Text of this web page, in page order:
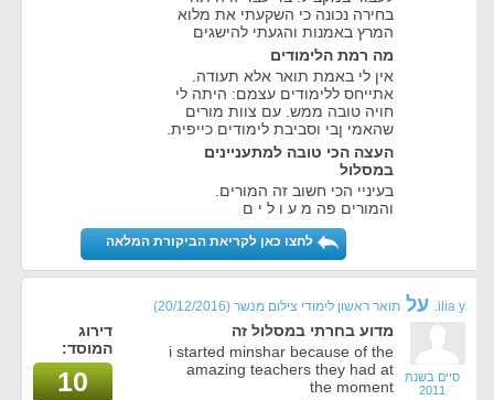
בחירה נכונה כי השקעתי את מלוא
המרץ באמנות והגעתי להישגים
מה רמת הלימודים
אין לי באמת תואר אלא תעודה.
אתייחס ללימודים עצמם: היתה לי
חויה טובה ממש. עם צוות מורים
שהאמי ןבי וסביבת לימודים כייפית.
העצה הכי טובה למתעניינים
במסלול
בעיניי הכי חשוב זה המורים.
והמורים פה מ ע ו ל י ם
לחצו כאן לקריאת הביקורת המלאה
ilia y. על תואר ראשון לימודי צילום מנשר (20/12/2016)
סיים בשנת
2011
מדוע בחרתי במסלול זה
i started minshar because of the
amazing teachers they had at
the moment
דירוג
המוסד:
10